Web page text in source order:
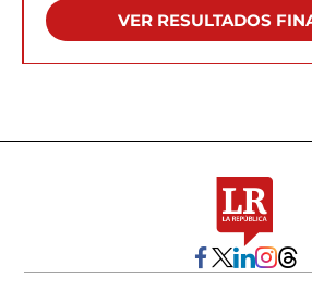
VER RESULTADOS